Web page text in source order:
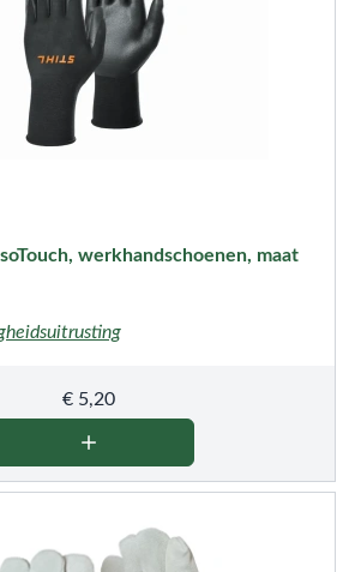
werkhandschoenen, maat
€ 5,20